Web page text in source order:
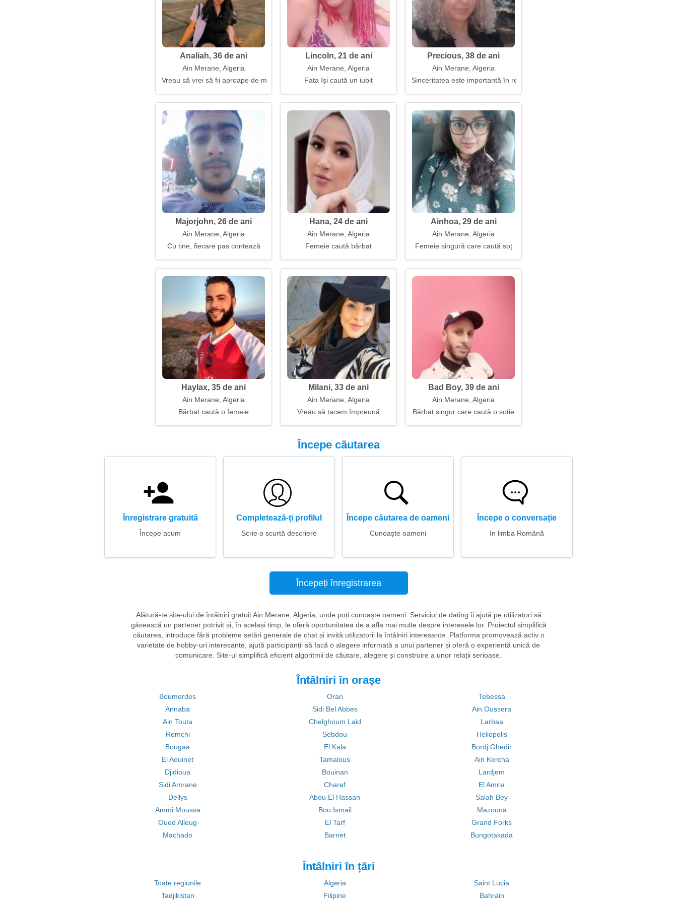
Analiah, 36 de ani
Ain Merane, Algeria
Vreau să vrei să fii aproape de mine
Lincoln, 21 de ani
Ain Merane, Algeria
Fata își caută un iubit
Precious, 38 de ani
Ain Merane, Algeria
Sinceritatea este importantă în relații
Majorjohn, 26 de ani
Ain Merane, Algeria
Cu tine, fiecare pas contează
Hana, 24 de ani
Ain Merane, Algeria
Femeie caută bărbat
Ainhoa, 29 de ani
Ain Merane, Algeria
Femeie singură care caută soț
Haylax, 35 de ani
Ain Merane, Algeria
Bărbat caută o femeie
Milani, 33 de ani
Ain Merane, Algeria
Vreau să tacem împreună
Bad Boy, 39 de ani
Ain Merane, Algeria
Bărbat singur care caută o soție
Începe căutarea
Înregistrare gratuită
Începe acum
Completează-ți profilul
Scrie o scurtă descriere
Începe căutarea de oameni
Cunoaște oameni
Începe o conversație
In limba Română
Începeți înregistrarea
Alătură-te site-ului de întâlniri gratuit Ain Merane, Algeria, unde poți cunoaște oameni. Serviciul de dating îi ajută pe utilizatori să
găsească un partener potrivit și, în același timp, le oferă oportunitatea de a afla mai multe despre interesele lor. Proiectul simplifică
căutarea, introduce fără probleme setări generale de chat și invită utilizatorii la întâlniri interesante. Platforma promovează activ o
varietate de hobby-uri interesante, ajută participanții să facă o alegere informată a unui partener și oferă o experiență unică de
comunicare. Site-ul simplifică eficient algoritmii de căutare, alegere și construire a unor relații serioase.
Întâlniri în orașe
Boumerdes Oran
Tebessa
Annaba
Sidi Bel Abbes
Ain Oussera
Ain Touta
Chelghoum Laid
Larbaa
Remchi
Sebdou
Heliopolis
Bougaa
El Kala
Bordj Ghedir
El Aouinet
Tamalous
Ain Kercha
Djidioua
Bouinan
Lardjem
Sidi Amrane
Charef
El Amria
Dellys
Abou El Hassan
Salah Bey
Ammi Moussa
Bou Ismail
Mazouna
Oued Alleug
El Tarf
Grand Forks
Machado
Barnet Bungotakada
Întâlniri în țări
Toate regiunile Algeria
Saint Lucia
Tadjikistan
Filipine Bahrain